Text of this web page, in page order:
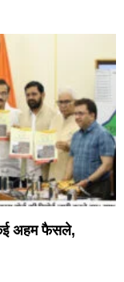
अहम फैसले,